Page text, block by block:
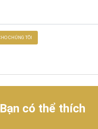
Bạn có thể thích